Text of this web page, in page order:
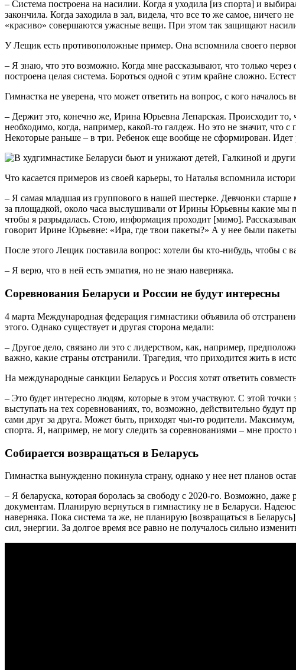
– Система построена на насилии. Когда я уходила [из спорта] и
закончила. Когда заходила в зал, видела, что все то же самое, ничего
«красиво» совершаются ужасные вещи. При этом так защищают
У Лещик есть противоположные пример. Она вспомнила своего
– Я знаю, что это возможно. Когда мне рассказывают, что только
построена целая система. Бороться одной с этим крайне сложно.
Гимнастка не уверена, что может ответить на вопрос, с кого
– Держит это, конечно же, Ирина Юрьевна Лепарская. Происходит то,
необходимо, когда, например, какой-то галдеж. Но это не значит,
Некоторые раньше – в три. Ребенок еще вообще не сформирован. Идет
Что касается примеров из своей карьеры, то Наталья вспомнила
– Я самая младшая из группового в нашей шестерке. Девчонки
за площадкой, около часа выслушивали от Ирины Юрьевны какие мы
чтобы я разрыдалась. Стою, информация проходит [мимо].
говорит Ирине Юрьевне: «Ира, где твои пакеты?» А у нее были
После этого Лещик поставила вопрос: хотели бы кто-нибудь, чтобы
– Я верю, что в ней есть эмпатия, но не знаю наверняка.
Соревнования Беларуси и России не будут интересны
4 марта Международная федерация гимнастики объявила об
этого. Однако существует и другая сторона медали:
– Другое дело, связано ли это с лидерством, как, например,
важно, какие страны отстранили. Трагедия, что приходится жить в
На международные санкции Беларусь и Россия хотят ответить
– Это будет интересно людям, которые в этом участвуют. С этой
выступать на тех соревнованиях, то, возможно, действительно
сами друг за друга. Может быть, приходят чьи-то родители.
спорта. Я, например, не могу следить за соревнованиями – мне просто
Собирается возвращаться в Беларусь
Гимнастка вынужденно покинула страну, однако у нее нет планов
– Я беларуска, которая боролась за свободу с 2020-го. Возможно,
документам. Планирую вернуться в гимнастику не в Беларуси.
наверняка. Пока система та же, не планирую [возвращаться в
сил, энергии. За долгое время все равно не получалось сильно